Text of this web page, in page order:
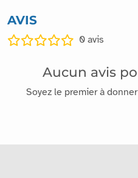
AVIS
0 avis
Aucun avis
Soyez le premier à